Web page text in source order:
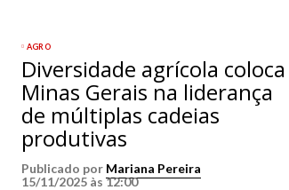
AGRO
Diversidade agrícola coloca
Minas Gerais na liderança
de múltiplas cadeias
produtivas
Publicado por Mariana Pereira
15/11/2025 às 12:00